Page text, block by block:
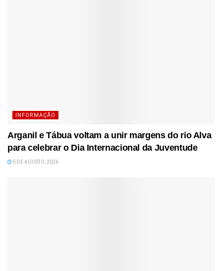
INFORMAÇÃO
Arganil e Tábua voltam a unir margens do rio Alva
para celebrar o Dia Internacional da Juventude
5 DE AGOSTO, 2026